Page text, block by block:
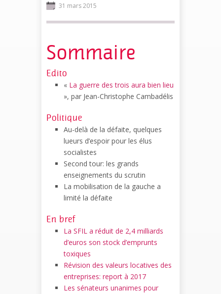
31 mars 2015
Sommaire
Edito
« La guerre des trois aura bien lieu
», par Jean-Christophe Cambadélis
Politique
Au-delà de la défaite, quelques
lueurs d’espoir pour les élus
socialistes
Second tour: les grands
enseignements du scrutin
La mobilisation de la gauche a
limité la défaite
En bref
La SFIL a réduit de 2,4 milliards
d’euros son stock d’emprunts
toxiques
Révision des valeurs locatives des
entreprises: report à 2017
Les sénateurs unanimes pour